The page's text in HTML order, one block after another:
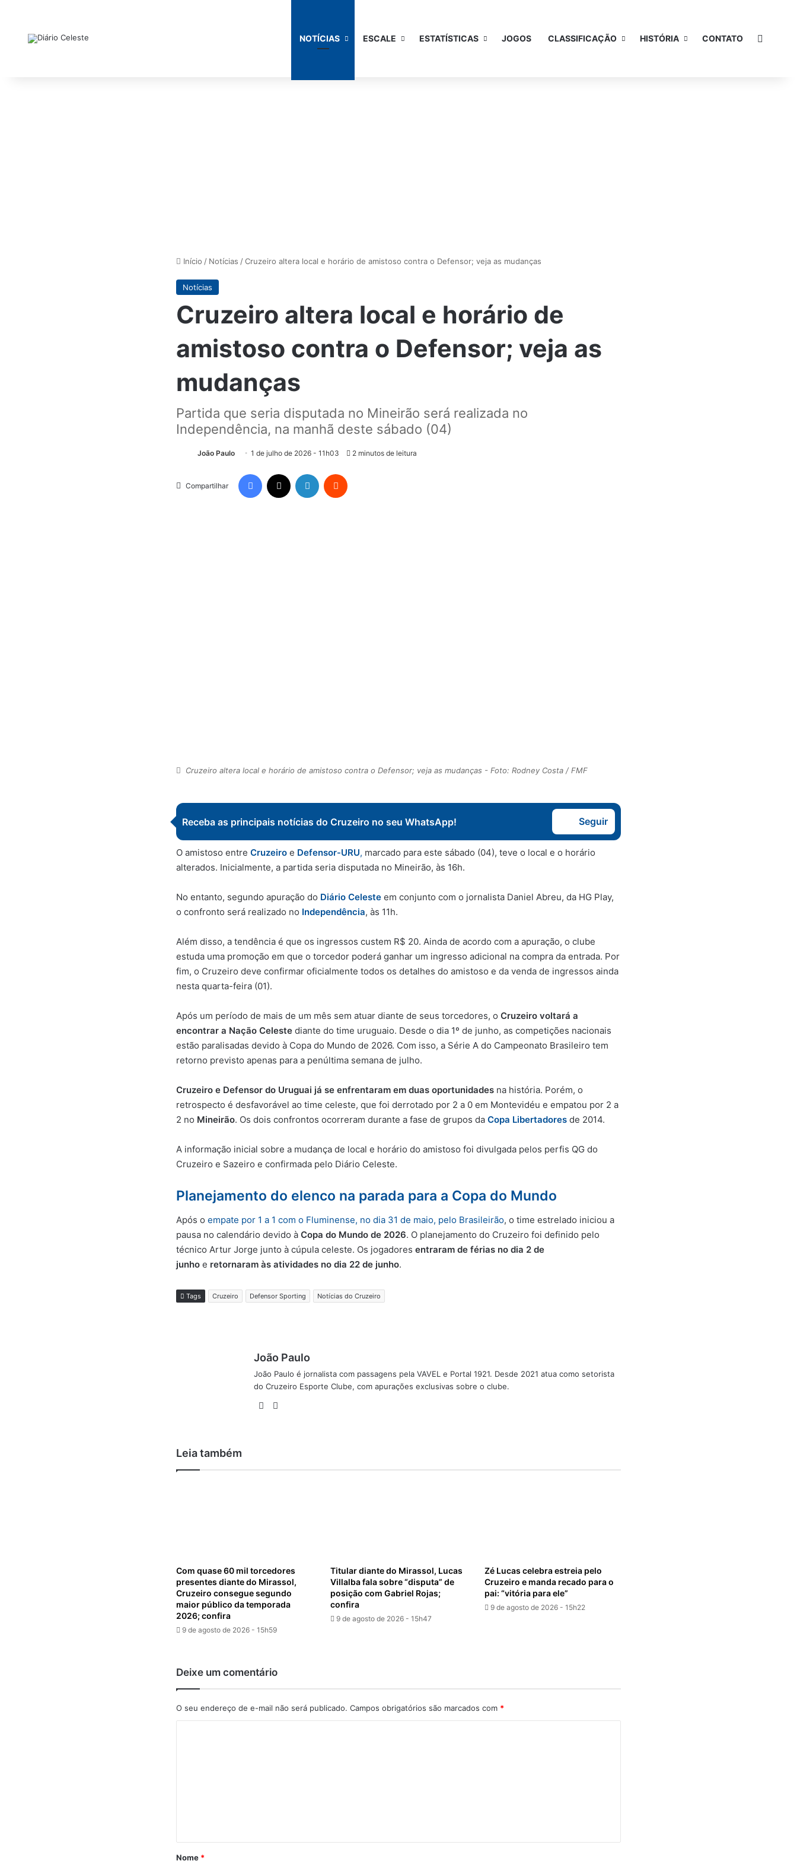
NOTÍCIAS ESCALE ESTATÍSTICAS JOGOS CLASSIFICAÇÃO HISTÓRIA CONTATO
Início / Notícias /Cruzeiro altera local e horário de amistoso contra o Defensor; veja as mudanças
Notícias
Cruzeiro altera local e horário de
amistoso contra o Defensor; veja as
mudanças
Partida que seria disputada no Mineirão será realizada no
Independência, na manhã deste sábado (04)
João Paulo 1 de julho de 2026 - 11h03 2 minutos de leitura
Compartilhar
Facebook Linkedin
Cruzeiro altera local e horário de amistoso contra o Defensor; veja as mudanças - Foto: Rodney Costa / FMF
Receba as principais notícias do Cruzeiro no seu WhatsApp! Seguir
O amistoso entre Cruzeiro e Defensor-URU, marcado para este sábado (04), teve o local e o horário
alterados. Inicialmente, a partida seria disputada no Mineirão, às 16h.
No entanto, segundo apuração do Diário Celeste em conjunto com o jornalista Daniel Abreu, da HG Play,
o confronto será realizado no Independência, às 11h.
Além disso, a tendência é que os ingressos custem R$ 20. Ainda de acordo com a apuração, o clube
estuda uma promoção em que o torcedor poderá ganhar um ingresso adicional na compra da entrada. Por
fim, o Cruzeiro deve confirmar oficialmente todos os detalhes do amistoso e da venda de ingressos ainda
nesta quarta-feira (01).
Após um período de mais de um mês sem atuar diante de seus torcedores, o Cruzeiro voltará a
encontrar a Nação Celeste diante do time uruguaio. Desde o dia 1º de junho, as competições nacionais
estão paralisadas devido à Copa do Mundo de 2026. Com isso, a Série A do Campeonato Brasileiro tem
retorno previsto apenas para a penúltima semana de julho.
Cruzeiro e Defensor do Uruguai já se enfrentaram em duas oportunidades na história. Porém, o
retrospecto é desfavorável ao time celeste, que foi derrotado por 2 a 0 em Montevidéu e empatou por 2 a
2 no Mineirão. Os dois confrontos ocorreram durante a fase de grupos da Copa Libertadores de 2014.
A informação inicial sobre a mudança de local e horário do amistoso foi divulgada pelos perfis QG do
Cruzeiro e Sazeiro e confirmada pelo Diário Celeste.
Planejamento do elenco na parada para a Copa do Mundo
Após o empate por 1 a 1 com o Fluminense, no dia 31 de maio, pelo Brasileirão, o time estrelado iniciou a
pausa no calendário devido à Copa do Mundo de 2026. O planejamento do Cruzeiro foi definido pelo
técnico Artur Jorge junto à cúpula celeste. Os jogadores entraram de férias no dia 2 de
junho e retornaram às atividades no dia 22 de junho.
Tags Cruzeiro Defensor Sporting Notícias do Cruzeiro
João Paulo
João Paulo é jornalista com passagens pela VAVEL e Portal 1921. Desde 2021 atua como setorista
do Cruzeiro Esporte Clube, com apurações exclusivas sobre o clube.
X
Leia também
Com quase 60 mil torcedores
presentes diante do Mirassol,
Cruzeiro consegue segundo
maior público da temporada
2026; confira
9 de agosto de 2026 - 15h59
Titular diante do Mirassol, Lucas
Villalba fala sobre “disputa” de
posição com Gabriel Rojas;
confira
9 de agosto de 2026 - 15h47
Zé Lucas celebra estreia pelo
Cruzeiro e manda recado para o
pai: “vitória para ele”
9 de agosto de 2026 - 15h22
Deixe um comentário
O seu endereço de e-mail não será publicado. Campos obrigatórios são marcados com *
r
Nome *